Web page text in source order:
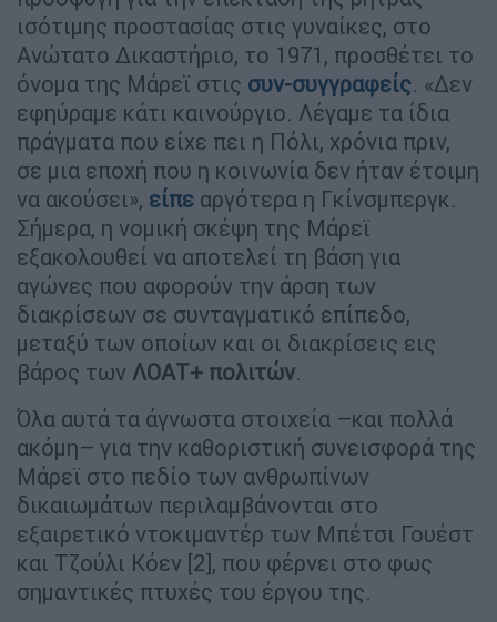
ισότιμης προστασίας στις γυναίκες, στο
Ανώτατο Δικαστήριο, το 1971, προσθέτει το
όνομα της Μάρεϊ στις συν-συγγραφείς. «Δεν
εφηύραμε κάτι καινούργιο. Λέγαμε τα ίδια
πράγματα που είχε πει η Πόλι, χρόνια πριν,
σε μια εποχή που η κοινωνία δεν ήταν έτοιμη
να ακούσει», είπε αργότερα η Γκίνσμπεργκ.
Σήμερα, η νομική σκέψη της Μάρεϊ
εξακολουθεί να αποτελεί τη βάση για
αγώνες που αφορούν την άρση των
διακρίσεων σε συνταγματικό επίπεδο,
μεταξύ των οποίων και οι διακρίσεις εις
βάρος των ΛΟΑΤ+ πολιτών.
Όλα αυτά τα άγνωστα στοιχεία –και πολλά
ακόμη– για την καθοριστική συνεισφορά της
Μάρεϊ στο πεδίο των ανθρωπίνων
δικαιωμάτων περιλαμβάνονται στο
εξαιρετικό ντοκιμαντέρ των Μπέτσι Γουέστ
και Τζούλι Κόεν [2], που φέρνει στο φως
σημαντικές πτυχές του έργου της.